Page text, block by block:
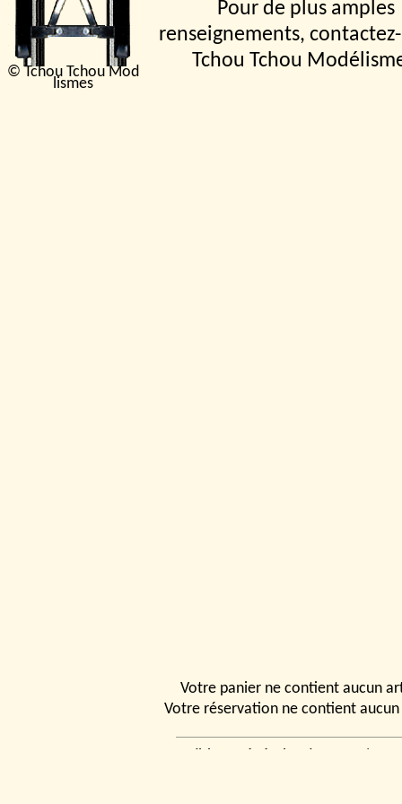
© Tchou Tchou Mod
lismes
Pour de plus amples
renseignements,
Tchou Tchou
Votre panier ne contient aucun
Votre réservation ne contient